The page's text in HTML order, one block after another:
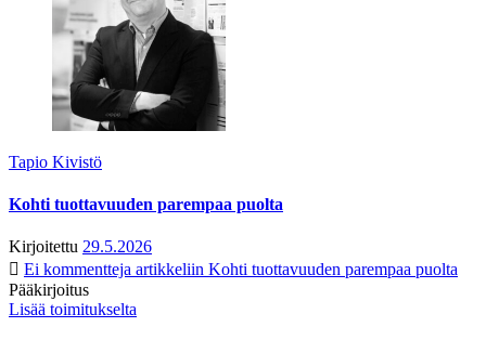
Tapio Kivistö
Kohti tuottavuuden parempaa puolta
Kirjoitettu 29.5.2026
Ei kommentteja artikkeliin Kohti tuottavuuden parempaa puolta
Pääkirjoitus
Lisää toimitukselta